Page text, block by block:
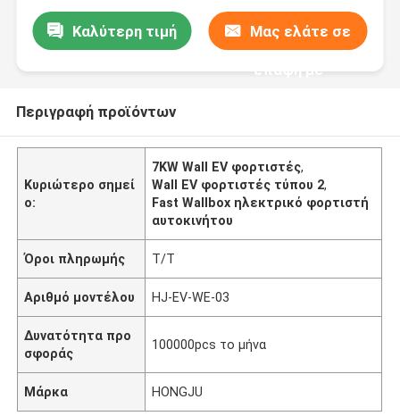
Καλύτερη τιμή Μας ελάτε σε
επαφή με
Περιγραφή προϊόντων
Κυριώτερο σημεί
ο:
7KW Wall EV φορτιστές,
Wall EV φορτιστές τύπου 2,
Fast Wallbox ηλεκτρικό φορτιστή
αυτοκινήτου
Όροι πληρωμής T/T
Αριθμό μοντέλου HJ-EV-WE-03
Δυνατότητα προ
σφοράς
100000pcs το μήνα
Μάρκα HONGJU